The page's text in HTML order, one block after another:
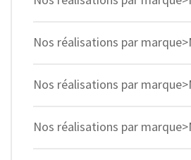
Nos réalisations par
Nos réalisations par
Nos réalisations par